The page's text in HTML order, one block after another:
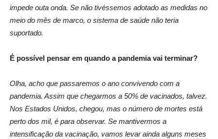
impede outa onda. Se não tivéssemos adotado as medidas no
meio do mês de marco, o sistema de saúde não teria
suportado.
É possível pensar em quando a pandemia vai terminar?
Olha, acho que passaremos o ano convivendo com a
pandemia. Assim que chegarmos a 50% de vacinados, talvez.
Nos Estados Unidos, chegou, mas o número de mortes está
perto dos mil, é para observar. Se mantivermos a
intensificação da vacinação, vamos levar ainda alguns meses